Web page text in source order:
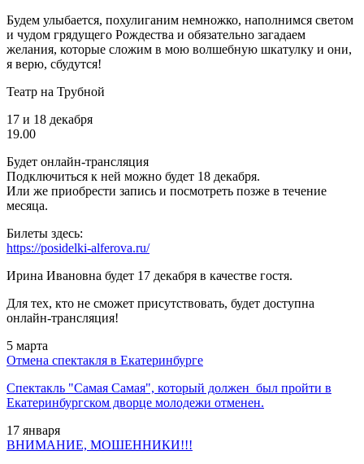
Будем улыбается, похулиганим немножко, наполнимся светом
и чудом грядущего Рождества и обязательно загадаем
желания, которые сложим в мою волшебную шкатулку и они,
я верю, сбудутся!
Театр на Трубной
17 и 18 декабря
19.00
Будет онлайн-трансляция
Подключиться к ней можно будет 18 декабря.
Или же приобрести запись и посмотреть позже в течение
месяца.
Билеты здесь:
https://posidelki-alferova.ru/
Ирина Ивановна будет 17 декабря в качестве гостя.
Для тех, кто не сможет присутствовать, будет доступна
онлайн-трансляция!
5 марта
Отмена спектакля в Екатеринбурге
Спектакль "Самая Самая", который должен был пройти в
Екатеринбургском дворце молодежи отменен.
17 января
ВНИМАНИЕ, МОШЕННИКИ!!!